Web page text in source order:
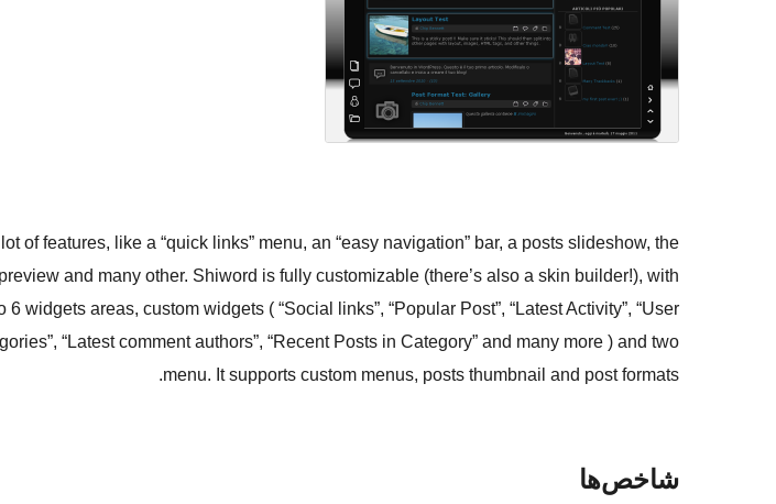
of features, like a “quick links” menu, an “easy navigation” bar, a posts slideshow, the
and many other. Shiword is fully customizable (there’s also a skin builder!), with
widgets areas, custom widgets ( “Social links”, “Popular Post”, “Latest Activity”, “User
“Latest comment authors”, “Recent Posts in Category” and many more ) and two
menu. It supports custom menus, posts thumbnail and post formats.
شاخص‌ها